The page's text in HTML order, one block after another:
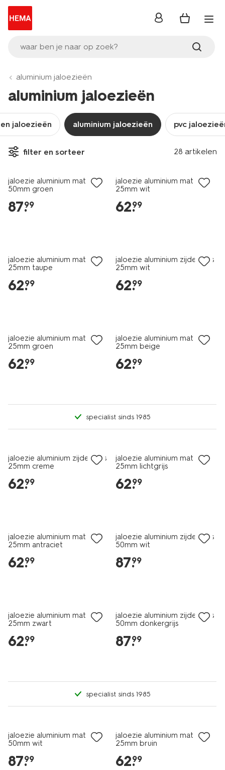
waar ben je naar op zoek?
inloggen
aluminium jaloezieën
aluminium jaloezieën
jaloezieën aluminium jaloezieën pvc
filter en sorteer 28 artikelen
jaloezie aluminium mat
50mm groen
87.
99
jaloezie aluminium mat
25mm wit
62.
99
jaloezie aluminium mat
25mm taupe
62.
99
jaloezie aluminium zijdeglans
25mm wit
62.
99
jaloezie aluminium mat
25mm groen
62.
99
jaloezie aluminium mat
25mm beige
62.
99
specialist sinds 1985
jaloezie aluminium zijdeglans
25mm creme
62.
99
jaloezie aluminium mat
25mm lichtgrijs
62.
99
jaloezie aluminium mat
25mm antraciet
62.
99
jaloezie aluminium zijdeglans
50mm wit
87.
99
jaloezie aluminium mat
25mm zwart
62.
99
jaloezie aluminium zijdeglans
50mm donkergrijs
87.
99
specialist sinds 1985
jaloezie aluminium mat
50mm wit
87.
99
jaloezie aluminium mat
25mm bruin
62.
99